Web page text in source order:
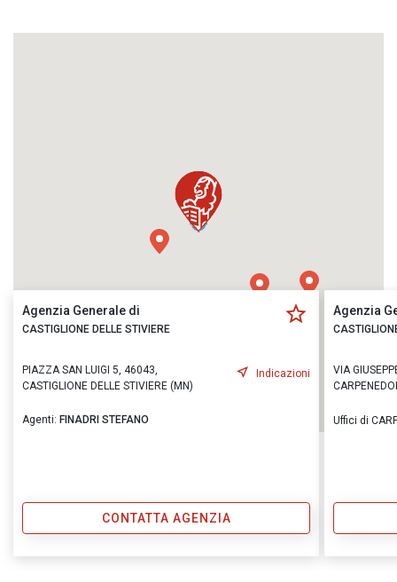
Agenzia Generale di
CASTIGLIONE DELLE STIVIERE
PIAZZA SAN LUIGI 5, 46043,
CASTIGLIONE DELLE STIVIERE (MN)
Indicazioni
Agenti: FINADRI STEFANO
CONTATTA AGENZIA
Agenzia
VIA
Uffici di